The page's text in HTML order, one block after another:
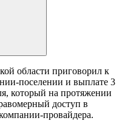
области приговорил к
поселении и выплате 3
который на протяжении
доступ в
провайдера.